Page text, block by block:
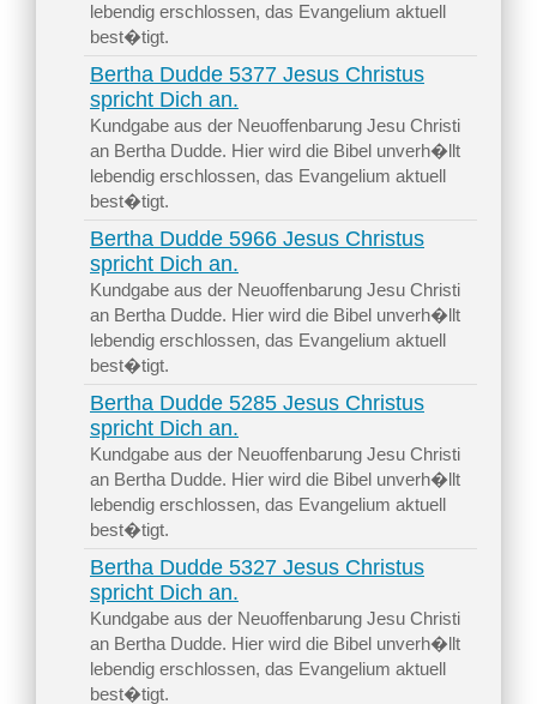
lebendig erschlossen, das Evangelium aktuell
best�tigt.
Bertha Dudde 5377 Jesus Christus
spricht Dich an.
Kundgabe aus der Neuoffenbarung Jesu Christi
an Bertha Dudde. Hier wird die Bibel unverh�llt
lebendig erschlossen, das Evangelium aktuell
best�tigt.
Bertha Dudde 5966 Jesus Christus
spricht Dich an.
Kundgabe aus der Neuoffenbarung Jesu Christi
an Bertha Dudde. Hier wird die Bibel unverh�llt
lebendig erschlossen, das Evangelium aktuell
best�tigt.
Bertha Dudde 5285 Jesus Christus
spricht Dich an.
Kundgabe aus der Neuoffenbarung Jesu Christi
an Bertha Dudde. Hier wird die Bibel unverh�llt
lebendig erschlossen, das Evangelium aktuell
best�tigt.
Bertha Dudde 5327 Jesus Christus
spricht Dich an.
Kundgabe aus der Neuoffenbarung Jesu Christi
an Bertha Dudde. Hier wird die Bibel unverh�llt
lebendig erschlossen, das Evangelium aktuell
best�tigt.